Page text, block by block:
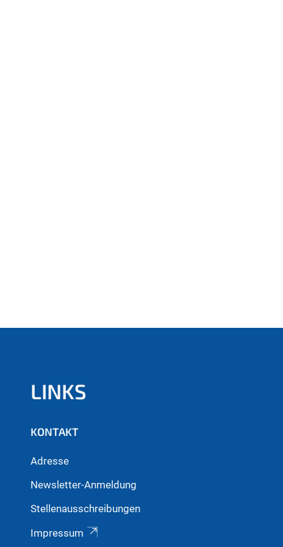
LINKS
KONTAKT
Adresse
Newsletter-Anmeldung
Stellenausschreibungen
Impressum